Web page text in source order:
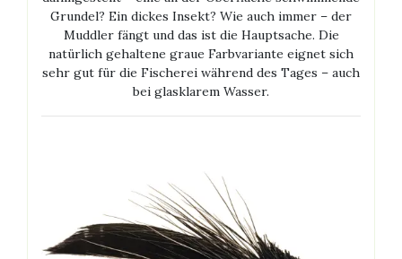
Grundel? Ein dickes Insekt? Wie auch immer – der
Muddler fängt und das ist die Hauptsache. Die
natürlich gehaltene graue Farbvariante eignet sich
sehr gut für die Fischerei während des Tages – auch
bei glasklarem Wasser.